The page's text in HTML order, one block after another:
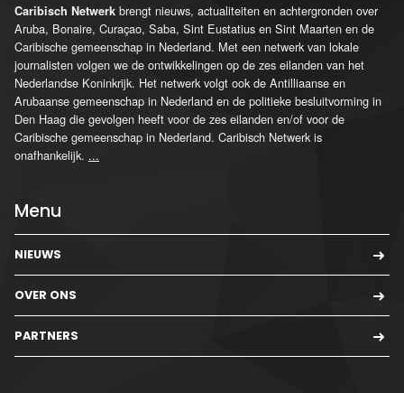
Caribisch Netwerk brengt nieuws, actualiteiten en achtergronden over
Aruba, Bonaire, Curaçao, Saba, Sint Eustatius en Sint Maarten en de
Caribische gemeenschap in Nederland. Met een netwerk van lokale
journalisten volgen we de ontwikkelingen op de zes eilanden van het
Nederlandse Koninkrijk. Het netwerk volgt ook de Antilliaanse en
Arubaanse gemeenschap in Nederland en de politieke besluitvorming in
Den Haag die gevolgen heeft voor de zes eilanden en/of voor de
Caribische gemeenschap in Nederland. Caribisch Netwerk is
onafhankelijk. ...
Menu
NIEUWS
OVER ONS
PARTNERS